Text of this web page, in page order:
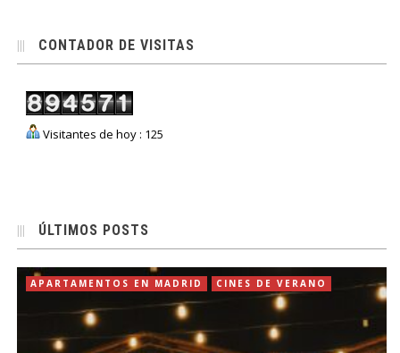
CONTADOR DE VISITAS
Visitantes de hoy : 125
ÚLTIMOS POSTS
APARTAMENTOS EN MADRID CINES DE VERANO